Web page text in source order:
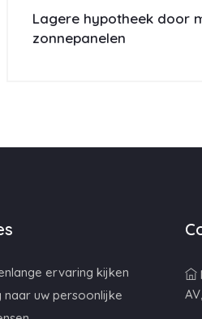
Lagere hypotheek door
zonnepanelen
ervaring kijken
naar uw persoonlijke